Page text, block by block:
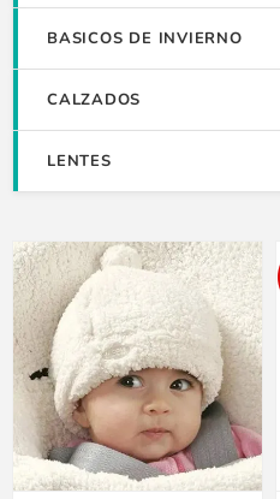
BASICOS DE INVIERNO
CALZADOS
LENTES